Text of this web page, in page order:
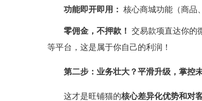
功能即开即用： 核心商城功能（商品
零佣金，不押款！ 交易款项直达你的
等平台，这是属于你自己的利润！
第二步：业务壮大？平滑升级，掌控
这才是旺铺猫的核心差异化优势和对